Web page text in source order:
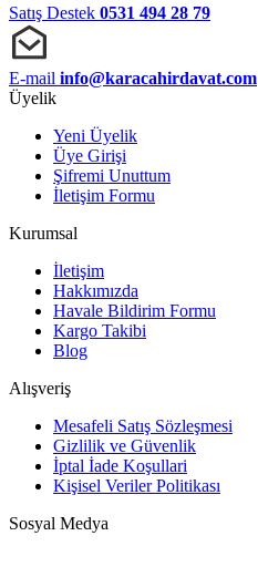
Satış Destek 0531 494 28 79
E-mail info@karacahirdavat.com
Üyelik
Yeni Üyelik
Üye Girişi
Şifremi Unuttum
İletişim Formu
Kurumsal
İletişim
Hakkımızda
Havale Bildirim Formu
Kargo Takibi
Blog
Alışveriş
Mesafeli Satış Sözleşmesi
Gizlilik ve Güvenlik
İptal İade Koşullari
Kişisel Veriler Politikası
Sosyal Medya